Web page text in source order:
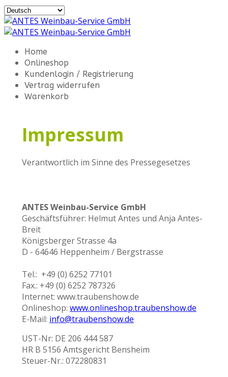
Home
Onlineshop
Kundenlogin / Registrierung
Vertrag widerrufen
Warenkorb
Impressum
Verantwortlich im Sinne des Pressegesetzes
ANTES Weinbau-Service GmbH
Geschäftsführer: Helmut Antes und Anja Antes-
Breit
Königsberger Strasse 4a
D - 64646 Heppenheim / Bergstrasse
Tel.: +49 (0) 6252 77101
Fax.: +49 (0) 6252 787326
Internet: www.traubenshow.de
Onlineshop: www.onlineshop.traubenshow.de
E-Mail: info@traubenshow.de
UST-Nr: DE 206 444 587
HR B 5156 Amtsgericht Bensheim
Steuer-Nr.: 072280831